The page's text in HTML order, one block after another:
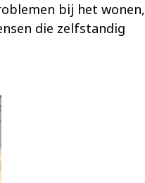
bij het wonen,
die zelfstandig